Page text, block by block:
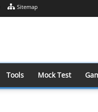
Sitemap
Tools Mock Test